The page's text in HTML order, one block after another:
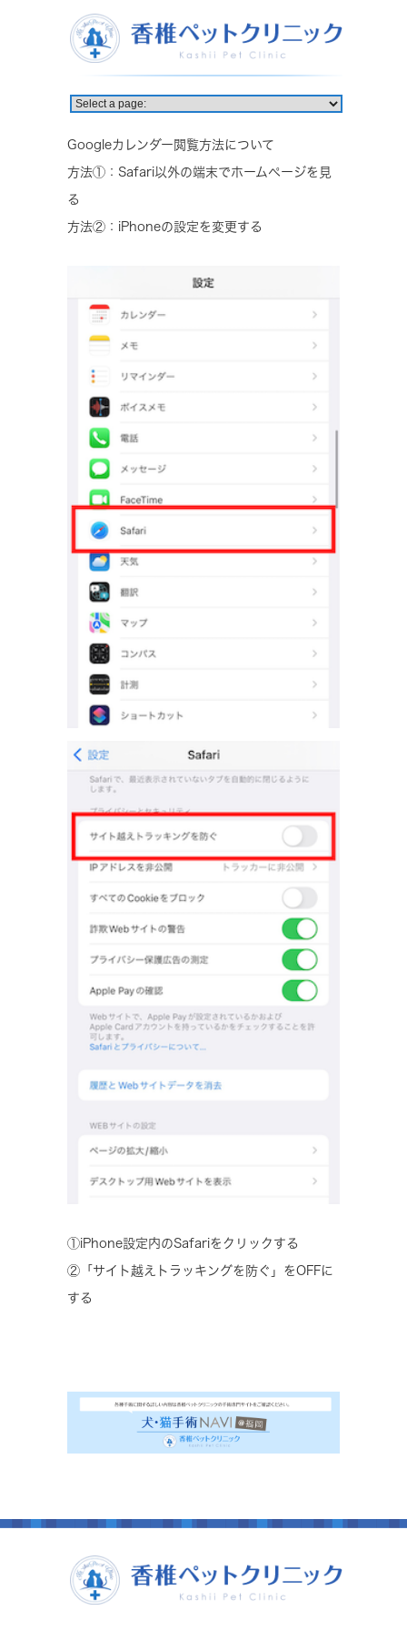
Googleカレンダー閲覧方法について
方法①：Safari以外の端末でホームページを見
る
方法②：iPhoneの設定を変更する
①iPhone設定内のSafariをクリックする
②「サイト越えトラッキングを防ぐ」をOFFに
する